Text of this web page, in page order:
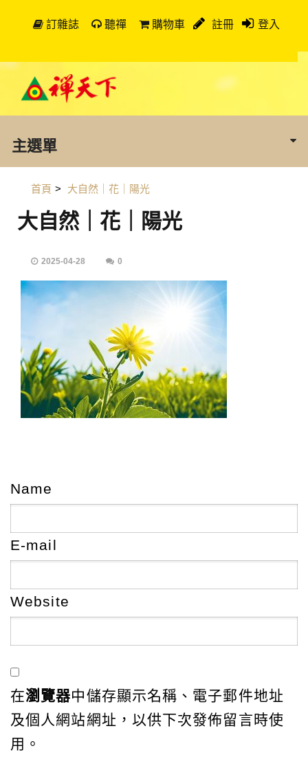
訂雜誌 聽禪 購物車 註冊 登入
主選單
首頁 > 大自然｜花｜陽光
大自然｜花｜陽光
2025-04-28 0
Name
E-mail
Website
在瀏覽器中儲存顯示名稱、電子郵件地址
及個人網站網址，以供下次發佈留言時使
用。